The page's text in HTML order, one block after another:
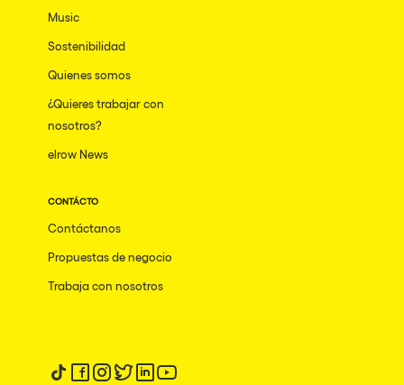
Music
Sostenibilidad
Quienes somos
¿Quieres trabajar con
nosotros?
elrow News
CONTÁCTO
Contáctanos
Propuestas de negocio
Trabaja con nosotros
Síguenos en tiktok
Síguenos en facebook
Síguenos en instagram
Síguenos en twitter
Síguenos en linkedin
Síguenos en youtube